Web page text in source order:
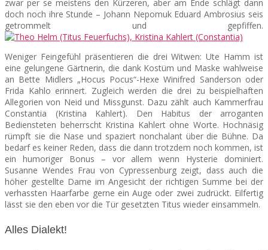
zwar per se meistens den Kürzeren, aber am Ende schlägt dann
doch noch ihre Stunde – Johann Nepomuk Eduard Ambrosius seis
getrommelt und gepfiffen.
Weniger Feingefühl präsentieren die drei Witwen: Ute Hamm ist
eine gelungene Gärtnerin, die dank Kostüm und Maske wahlweise
an Bette Midlers „Hocus Pocus“-Hexe Winifred Sanderson oder
Frida Kahlo erinnert. Zugleich werden die drei zu beispielhaften
Allegorien von Neid und Missgunst. Dazu zählt auch Kammerfrau
Constantia (Kristina Kahlert). Den Habitus der arroganten
Bediensteten beherrscht Kristina Kahlert ohne Worte. Hochnäsig
rümpft sie die Nase und spaziert nonchalant über die Bühne. Da
bedarf es keiner Reden, dass die dann trotzdem noch kommen, ist
ein humoriger Bonus – vor allem wenn Hysterie dominiert.
Susanne Wendes Frau von Cypressenburg zeigt, dass auch die
höher gestellte Dame im Angesicht der richtigen Summe bei der
verhassten Haarfarbe gerne ein Auge oder zwei zudrückt. Eilfertig
lässt sie den eben vor die Tür gesetzten Titus wieder einsammeln.
Alles Dialekt!